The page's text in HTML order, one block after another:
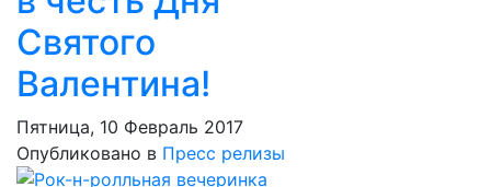
Святого
Валентина!
Пятница, 10 Февраль 2017
Опубликовано в Пресс релизы